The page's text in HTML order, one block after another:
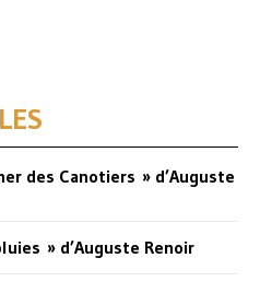
des Canotiers » d’Auguste
» d’Auguste Renoir